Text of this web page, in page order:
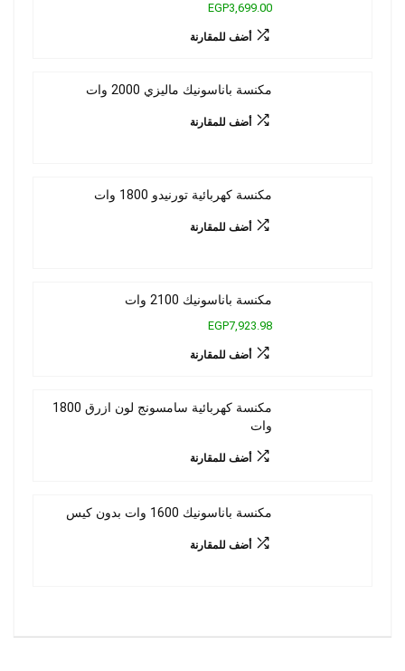
EGP3,699.00
أضف للمقارنة
مكنسة باناسونيك ماليزي 2000 وات
أضف للمقارنة
مكنسة كهربائية تورنيدو 1800 وات
أضف للمقارنة
مكنسة باناسونيك 2100 وات
EGP7,923.98
أضف للمقارنة
مكنسة كهربائية سامسونج لون ازرق 1800
وات
أضف للمقارنة
مكنسة باناسونيك 1600 وات بدون كيس
أضف للمقارنة